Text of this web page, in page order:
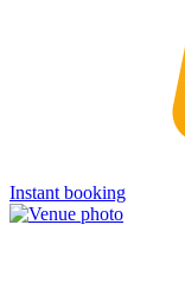
Instant booking